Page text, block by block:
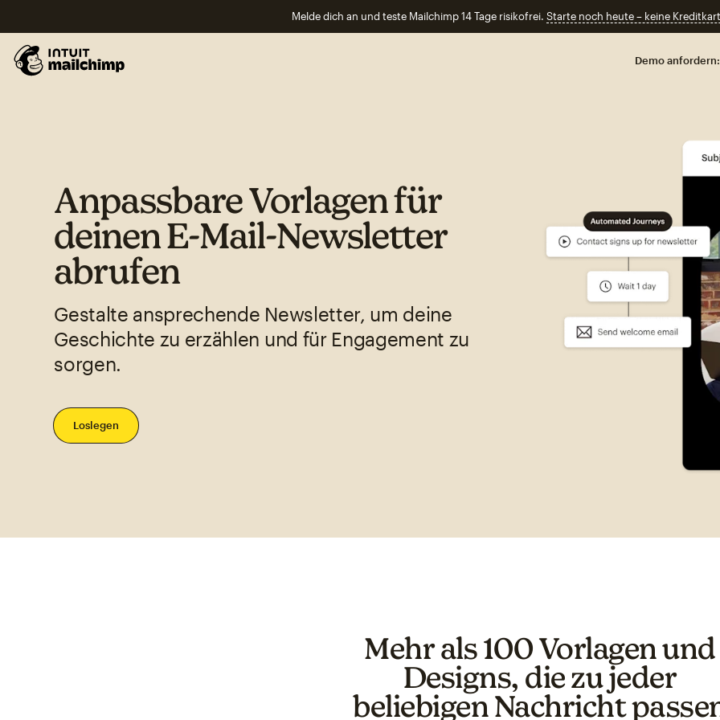
Melde dich an und teste Mailchimp 14 Tage risikofrei. Starte noch heute – keine
Demo anfordern:
Anpassbare Vorlagen für
deinen E-Mail-Newsletter
abrufen
Gestalte ansprechende Newsletter, um deine
Geschichte zu erzählen und für Engagement zu
sorgen.
Loslegen
Mehr als 100 Vorlagen und
Designs, die zu jeder
beliebigen Nachricht